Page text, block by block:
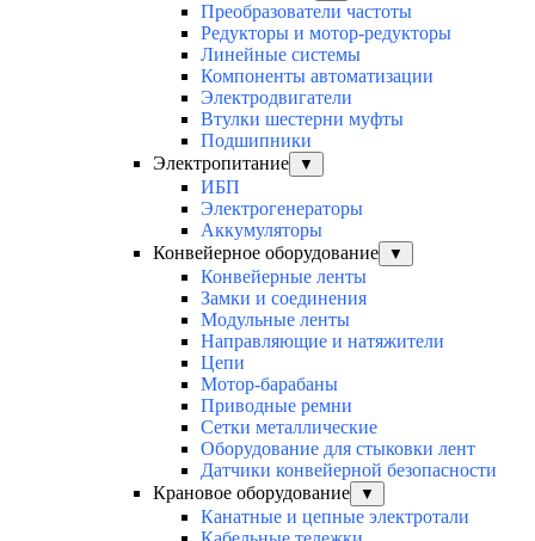
Преобразователи частоты
Редукторы и мотор-редукторы
Линейные системы
Компоненты автоматизации
Электродвигатели
Втулки шестерни муфты
Подшипники
Электропитание
▼
ИБП
Электрогенераторы
Аккумуляторы
Конвейерное оборудование
▼
Конвейерные ленты
Замки и соединения
Модульные ленты
Направляющие и натяжители
Цепи
Мотор-барабаны
Приводные ремни
Сетки металлические
Оборудование для стыковки лент
Датчики конвейерной безопасности
Крановое оборудование
▼
Канатные и цепные электротали